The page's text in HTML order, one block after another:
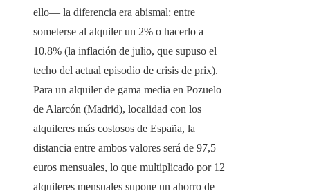
ello— la diferencia era abismal: entre
someterse al alquiler un 2% o hacerlo a
10.8% (la inflación de julio, que supuso el
techo del actual episodio de crisis de prix).
Para un alquiler de gama media en Pozuelo
de Alarcón (Madrid), localidad con los
alquileres más costosos de España, la
distancia entre ambos valores será de 97,5
euros mensuales, lo que multiplicado por 12
alquileres mensuales supone un ahorro de